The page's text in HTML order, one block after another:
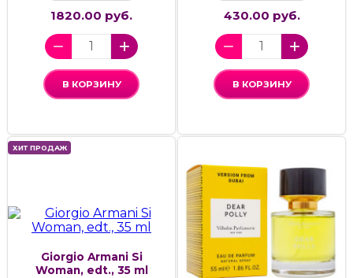
1820.00 руб.
В КОРЗИНУ
430.00 руб.
В КОРЗИНУ
ХИТ ПРОДАЖ
Giorgio Armani Si
Woman, edt., 35 ml